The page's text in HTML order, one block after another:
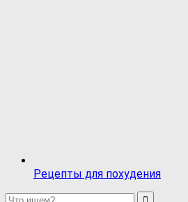
Рецепты для похудения